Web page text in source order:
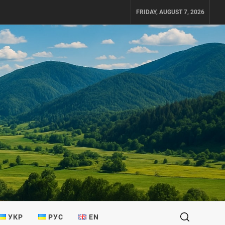
FRIDAY, AUGUST 7, 2026
УКР РУС EN